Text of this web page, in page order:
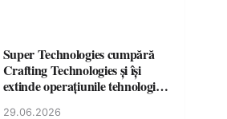
Super Technologies cumpără
Crafting Technologies și își
extinde operațiunile tehnologice
29.06.2026